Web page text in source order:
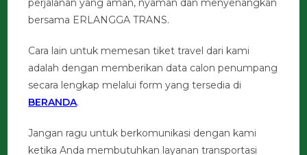
perjalanan yang aman, nyaman dan menyenangkan
bersama ERLANGGA TRANS.
Cara lain untuk memesan tiket travel dari kami
adalah dengan memberikan data calon penumpang
secara lengkap melalui form yang tersedia di
BERANDA.
Jangan ragu untuk berkomunikasi dengan kami
ketika Anda membutuhkan layanan transportasi